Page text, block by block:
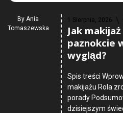
By Ania
Tomaszewska
1 Sierpnia, 2026
Jak
paznokcie
wygląd?
Spis treści
makijażu Rola
porady
dzisiejszym